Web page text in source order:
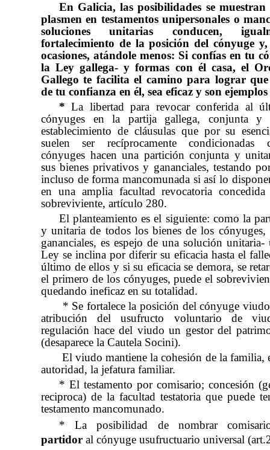
En Galicia, las posibilidades se muestran
plasmen en testamentos unipersonales o
soluciones unitarias conducen,
fortalecimiento de la posición del cónyuge
ocasiones, atándole menos: Si confías en tu
la Ley gallega- y formas con él casa, el
Gallego te facilita el camino para lograr que
de tu confianza en él, sea eficaz y son
*La libertad para revocar conferida al
cónyuges en la partija gallega, conjunta y
establecimiento de cláusulas que por su
suelen ser recíprocamente condicionadas
cónyuges hacen una partición conjunta y
sus bienes privativos y gananciales, testando
incluso de forma mancomunada si así lo
en una amplia facultad revocatoria
sobreviviente, artículo 280.
El planteamiento es el siguiente: como la
y unitaria de todos los bienes de los
gananciales, es espejo de una solución unitaria-
Ley se inclina por diferir su eficacia hasta el
último de ellos y si su eficacia se demora, se
el primero de los cónyuges, puede el
quedando ineficaz en su totalidad.
* Se fortalece la posición del cónyuge
atribución del usufructo voluntario de
regulación hace del viudo un gestor del
(desaparece la Cautela Socini).
El viudo mantiene la cohesión de la familia,
autoridad, la jefatura familiar.
* El testamento por comisario; concesión
reciproca) de la facultad testatoria que puede
testamento mancomunado.
* La posibilidad de nombrar
partidor al cónyuge usufructuario universal